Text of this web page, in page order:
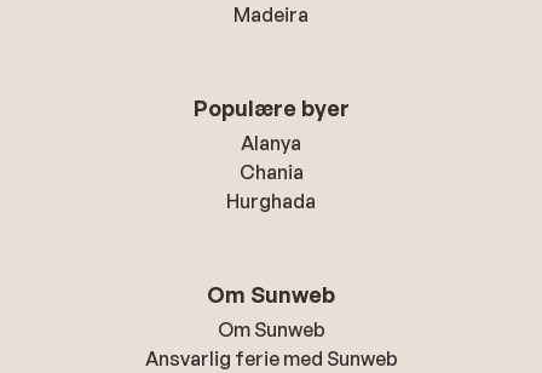
Madeira
Populære byer
Alanya
Chania
Hurghada
Om Sunweb
Om Sunweb
Ansvarlig ferie med Sunweb